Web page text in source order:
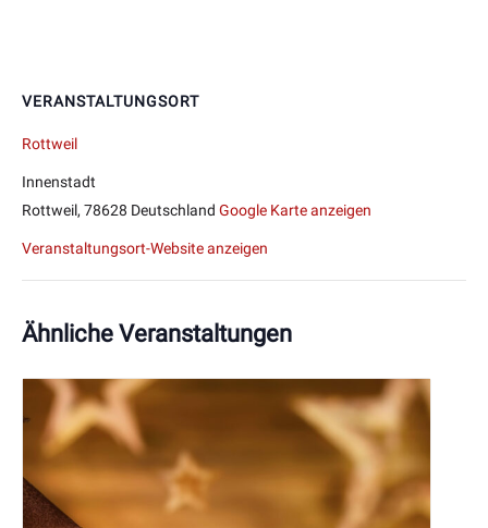
VERANSTALTUNGSORT
Rottweil
Innenstadt
Rottweil, 78628 Deutschland Google Karte anzeigen
Veranstaltungsort-Website anzeigen
Ähnliche Veranstaltungen